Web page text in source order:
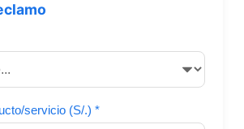
servicio (S/.) *